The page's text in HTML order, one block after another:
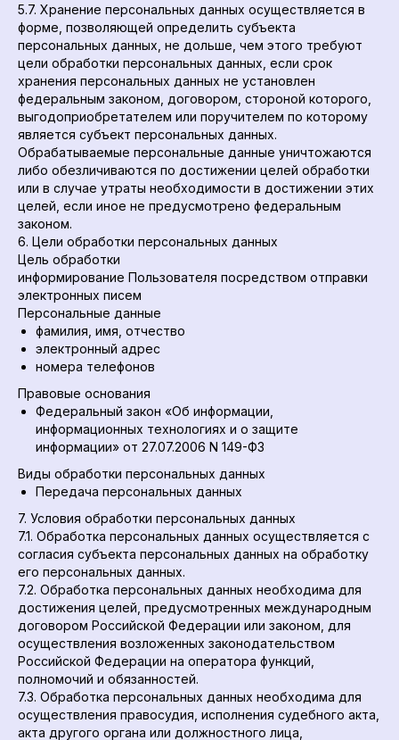
5.7. Хранение персональных данных осуществляется в
форме, позволяющей определить субъекта
персональных данных, не дольше, чем этого требуют
цели обработки персональных данных, если срок
хранения персональных данных не установлен
федеральным законом, договором, стороной которого,
выгодоприобретателем или поручителем по которому
является субъект персональных данных.
Обрабатываемые персональные данные уничтожаются
либо обезличиваются по достижении целей обработки
или в случае утраты необходимости в достижении этих
целей, если иное не предусмотрено федеральным
законом.
6. Цели обработки персональных данных
Цель обработки
информирование Пользователя посредством отправки
электронных писем
Персональные данные
фамилия, имя, отчество
электронный адрес
номера телефонов
Правовые основания
Федеральный закон «Об информации,
информационных технологиях и о защите
информации» от 27.07.2006 N 149-ФЗ
Виды обработки персональных данных
Передача персональных данных
7. Условия обработки персональных данных
7.1. Обработка персональных данных осуществляется с
согласия субъекта персональных данных на обработку
его персональных данных.
7.2. Обработка персональных данных необходима для
достижения целей, предусмотренных международным
договором Российской Федерации или законом, для
осуществления возложенных законодательством
Российской Федерации на оператора функций,
полномочий и обязанностей.
7.3. Обработка персональных данных необходима для
осуществления правосудия, исполнения судебного акта,
акта другого органа или должностного лица,